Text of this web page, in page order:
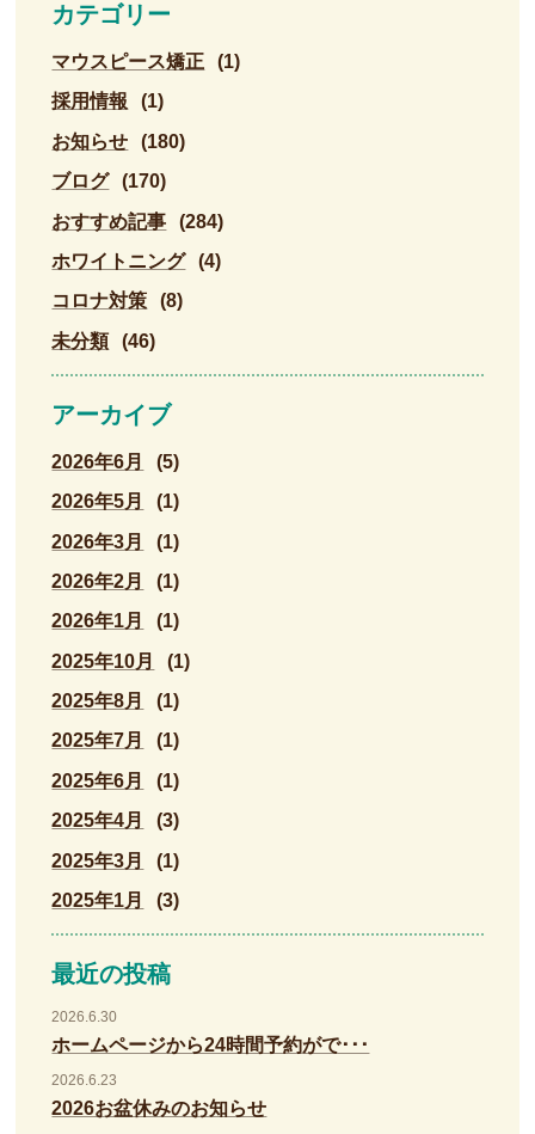
カテゴリー
マウスピース矯正
(1)
採用情報
(1)
お知らせ
(180)
ブログ
(170)
おすすめ記事
(284)
ホワイトニング
(4)
コロナ対策
(8)
未分類
(46)
アーカイブ
2026年6月
(5)
2026年5月
(1)
2026年3月
(1)
2026年2月
(1)
2026年1月
(1)
2025年10月
(1)
2025年8月
(1)
2025年7月
(1)
2025年6月
(1)
2025年4月
(3)
2025年3月
(1)
2025年1月
(3)
最近の投稿
2026.6.30
ホームページから24時間予約がで･･･
2026.6.23
2026お盆休みのお知らせ